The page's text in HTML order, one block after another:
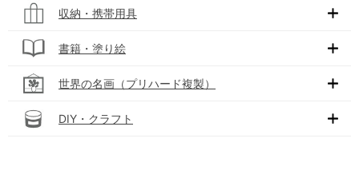
収納・携帯用具
書籍・塗り絵
世界の名画（プリハード複製）
DIY・クラフト